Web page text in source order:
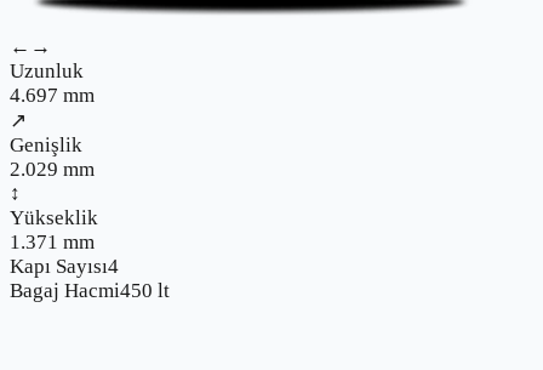
←→
Uzunluk
4.697 mm
↗
Genişlik
2.029 mm
↕
Yükseklik
1.371 mm
Kapı Sayısı4
Bagaj Hacmi450 lt